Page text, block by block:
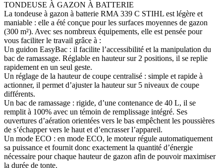
TONDEUSE À GAZON À BATTERIE
La tondeuse à gazon à batterie RMA 339 C STIHL est légère et
maniable : elle a été conçue pour les surfaces moyennes de gazon
(300 m²). Avec ses nombreux équipements, elle est pensée pour
vous faciliter le travail grâce à :
Un guidon EasyBac : il facilite l’accessibilité et la manipulation du
bac de ramassage. Réglable en hauteur sur 2 positions, il se replie
rapidement en un seul geste.
Un réglage de la hauteur de coupe centralisé : simple et rapide à
actionner, il permet d’ajuster la hauteur sur 5 niveaux de coupe
différents.
Un bac de ramassage : rigide, d’une contenance de 40 L, il se
remplit à 100% avec un témoin de remplissage intégré. Ses
ouvertures d’aération orientées vers le bas empêchent les poussières
de s’échapper vers le haut et d’encrasser l’appareil.
Un mode ECO : en mode ECO, le moteur régule automatiquement
sa puissance et fournit donc exactement la quantité d’énergie
nécessaire pour chaque hauteur de gazon afin de pouvoir maximiser
la durée de tonte.